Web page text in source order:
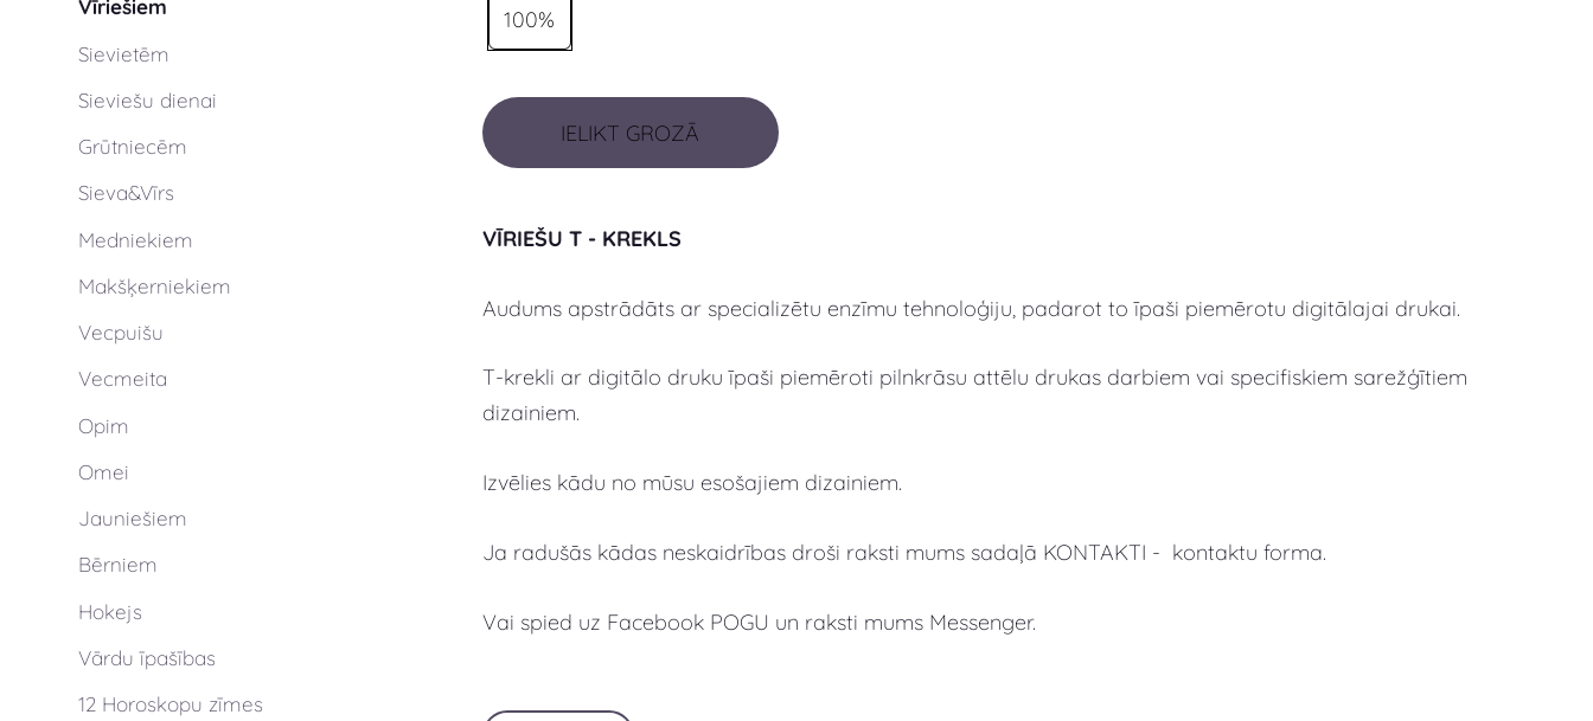
Vīriešiem
Sievietēm
Sieviešu dienai
Grūtniecēm
Sieva&Vīrs
Medniekiem
Makšķerniekiem
Vecpuišu
Vecmeita
Opim
Omei
Jauniešiem
Bērniem
Hokejs
Vārdu īpašības
12 Horoskopu zīmes
100%
IELIKT GROZĀ
VĪRIEŠU T - KREKLS
Audums apstrādāts ar specializētu enzīmu tehnoloģiju, padarot to īpaši piemērotu digitālajai drukai.
T-krekli ar digitālo druku īpaši piemēroti pilnkrāsu attēlu drukas darbiem vai specifiskiem sarežģītiem
dizainiem.
Izvēlies kādu no mūsu esošajiem dizainiem.
Ja radušās kādas neskaidrības droši raksti mums sadaļā KONTAKTI - kontaktu forma.
Vai spied uz Facebook POGU un raksti mums Messenger.